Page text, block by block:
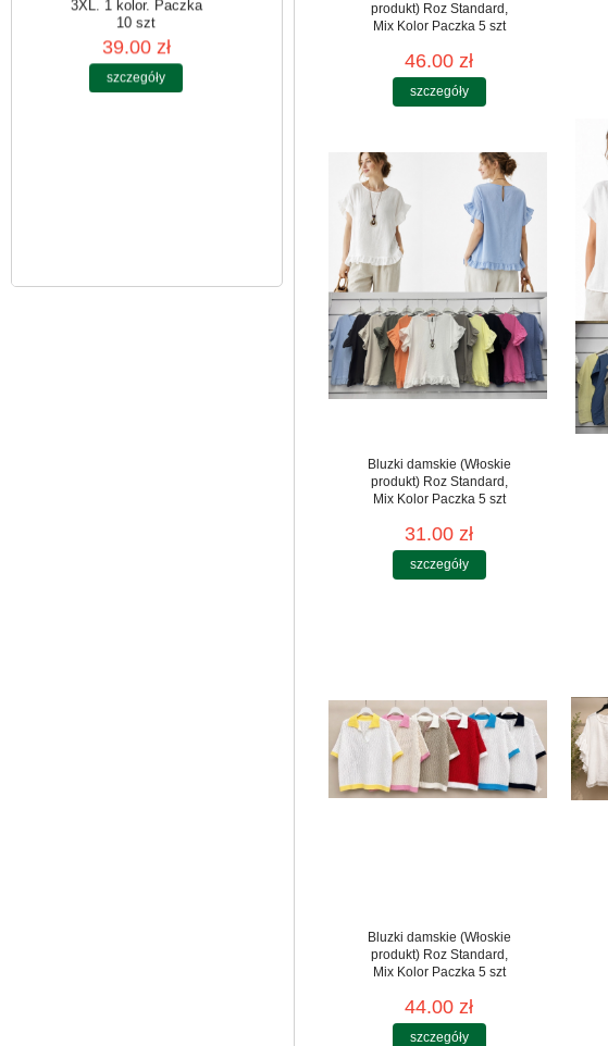
Bluzy damskie Roz L-
3XL. 1 kolor. Paczka
10 szt
produkt) Roz Standard,
Mix Kolor Paczka 5 szt
46.00 zł
szczegóły
Bluzki damskie (Włoskie
produkt) Roz Standard,
Mix Kolor Paczka 5 szt
31.00 zł
szczegóły
Bluzki damskie (Włoskie
produkt) Roz Standard,
Mix Kolor Paczka 5 szt
44.00 zł
szczegóły